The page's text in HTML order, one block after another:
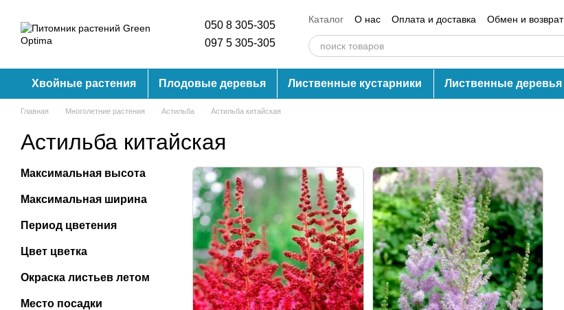
050 8 305-305
097 5 305-305
Каталог О нас Оплата и доставка Обмен и возврат
Блог
Отзывы о магазине
Хвойные растения Плодовые деревья Лиственные кустарники Лиственные деревья
Главная Многолетние растения Астильба Астильба китайская
Астильба китайская
Максимальная высота
Максимальная ширина
Период цветения
Цвет цветка
Окраска листьев летом
Место посадки